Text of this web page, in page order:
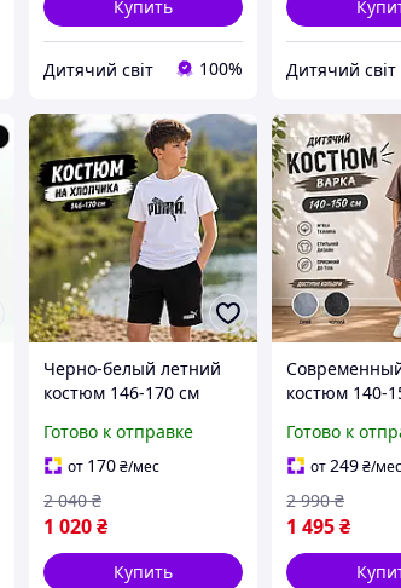
Купить
Дитячий світ 100% Дитячий світ
Черно-белый летний
костюм 146-170 см
подростков, красивые
трикотажные легкие
комплекты с принтом
Puma для детей
Готово к отправке
от 170₴/мес
1 020₴
2 040 ₴
Купить
костюм 140-
мальчику
летние
трикотаж
надписями
Готово к
от249₴/мес
1 495₴
2 990 ₴